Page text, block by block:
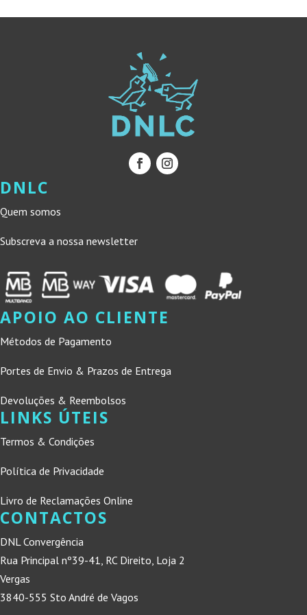
DNLC
Quem somos
Subscreva a nossa newsletter
APOIO AO CLIENTE
Métodos de Pagamento
Portes de Envio & Prazos de Entrega
Devoluções & Reembolsos
LINKS ÚTEIS
Termos & Condições
Política de Privacidade
Livro de Reclamações Online
CONTACTOS
DNL Convergência
Rua Principal nº39-41, RC Direito, Loja 2
Vergas
3840-555 Sto André de Vagos